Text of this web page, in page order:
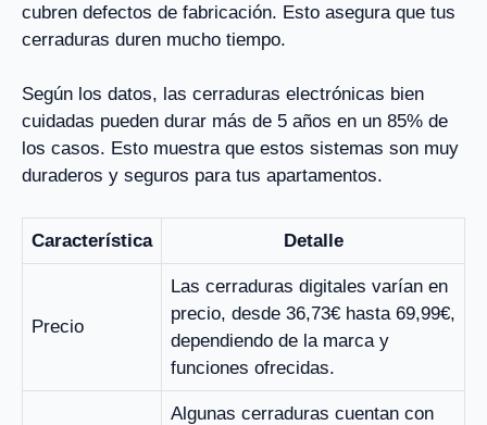
cubren defectos de fabricación. Esto asegura que tus
cerraduras duren mucho tiempo.
Según los datos, las cerraduras electrónicas bien
cuidadas pueden durar más de 5 años en un 85% de
los casos. Esto muestra que estos sistemas son muy
duraderos y seguros para tus apartamentos.
Característica Detalle
Precio
Las cerraduras digitales varían en
precio, desde 36,73€ hasta 69,99€,
dependiendo de la marca y
funciones ofrecidas.
Algunas cerraduras cuentan con